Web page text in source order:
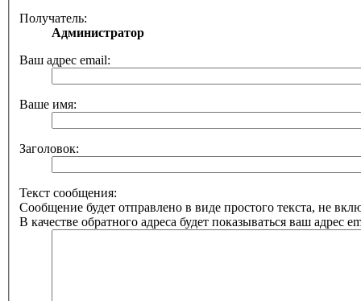
Получатель:
Администратор
Ваш адрес email:
Ваше имя:
Заголовок:
Текст сообщения:
Сообщение будет отправлено в виде простого текста, не
В качестве обратного адреса будет показываться ваш адрес